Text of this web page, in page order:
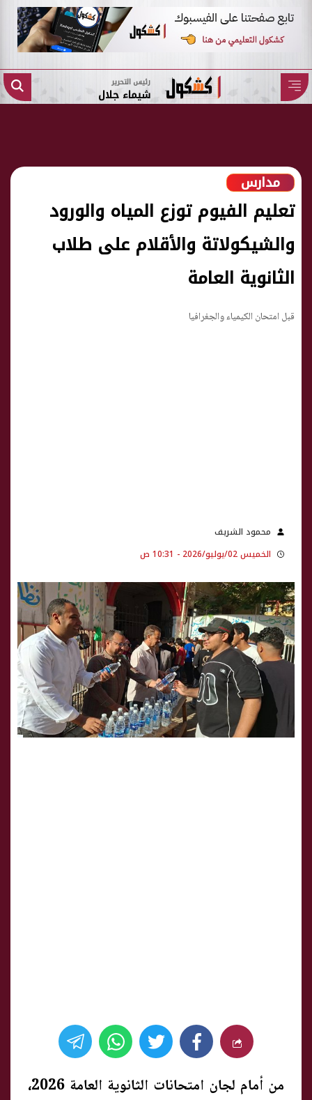
رئيس التحرير
شيماء جلال
مدارس
قبل امتحان الكيمياء والجغرافيا
تعليم الفيوم توزع المياه والورود
والشيكولاتة والأقلام على طلاب
الثانوية العامة
محمود الشريف
الخميس 02/يوليو/2026 - 10:31 ص
من أمام لجان امتحانات الثانوية العامة 2026،